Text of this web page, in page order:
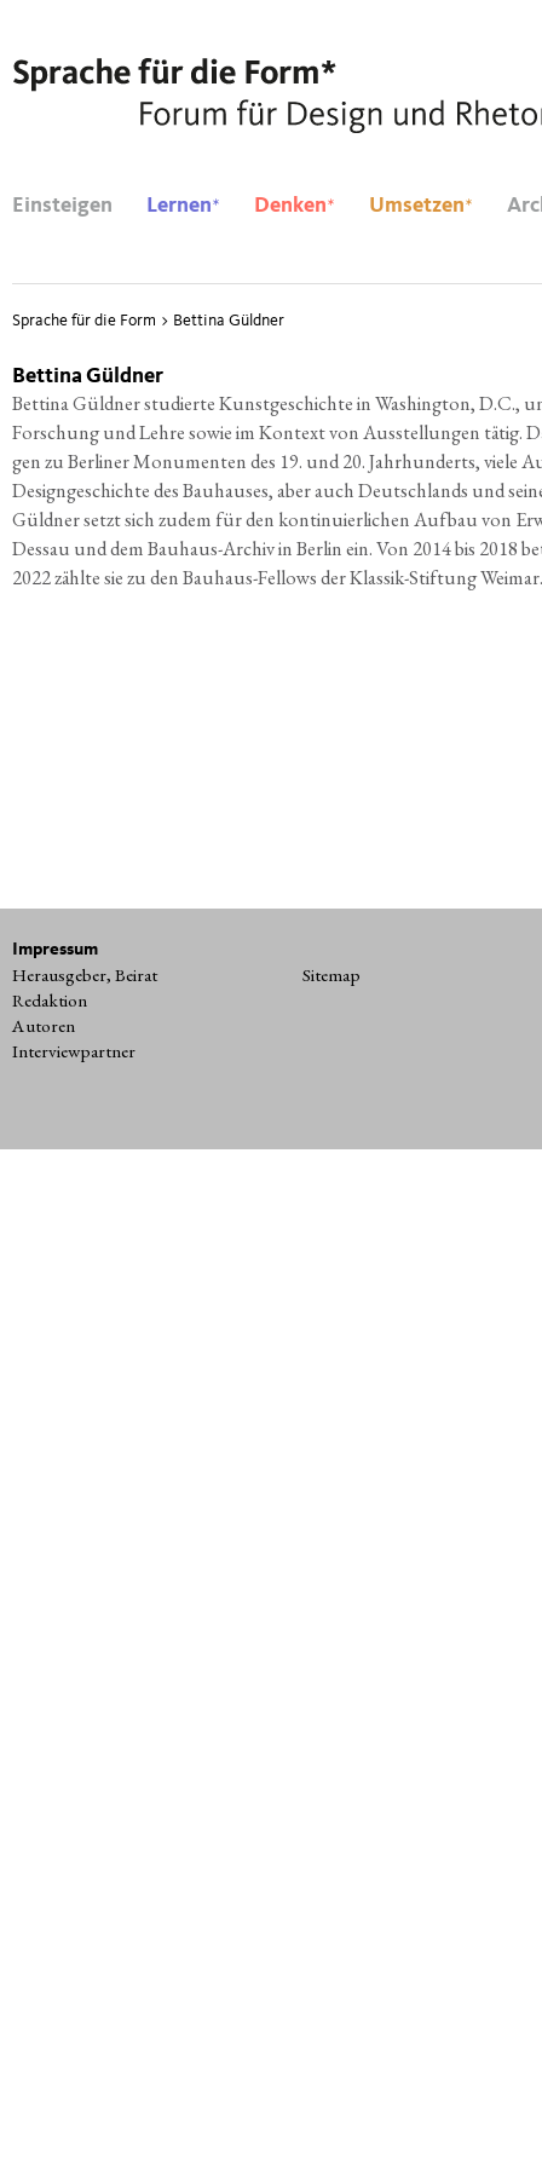
Einsteigen Lernen* Denken* Umsetzen*
Sprache für die Form > Bettina Güldner
Bettina Güldner
Bet­ti­na Güld­ner stu­dier­te Kunst­ge­schich­te in Washing­ton, D.C.,
For­schung und Leh­re sowie im Kon­text von Aus­stel­lun­gen tätig.
gen zu Ber­li­ner Monu­men­ten des 19. und 20. Jahr­hun­derts, vie­le
Design­ge­schich­te des Bau­hau­ses, aber auch Deutsch­lands und
Güld­ner setzt sich zudem für den kon­ti­nu­ier­li­chen Auf­bau von
Des­sau und dem Bau­haus-Archiv in Ber­lin ein. Von 2014 bis 2018
2022 zähl­te sie zu den Bau­haus-Fel­lows der Klas­sik-Stif­tung Weimar.
Impressum
Herausgeber, Beirat
Redaktion
Autoren
Interviewpartner
Sitemap